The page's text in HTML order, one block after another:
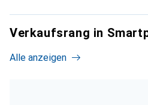
Verkaufsrang in
Alle anzeigen